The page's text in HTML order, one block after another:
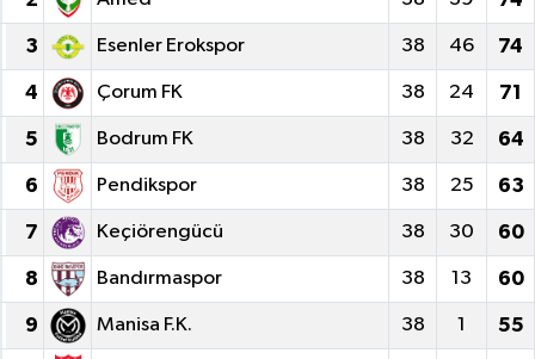
3 Esenler Erokspor 38 46 74
4 Çorum FK 38 24 71
5 Bodrum FK 38 32 64
6 Pendikspor 38 25 63
7 Keçiörengücü 38 30 60
8 Bandırmaspor 38 13 60
9 Manisa F.K. 38 1 55
Tüm Manşetler
Son Dakika Haberleri
Haber Arşivi